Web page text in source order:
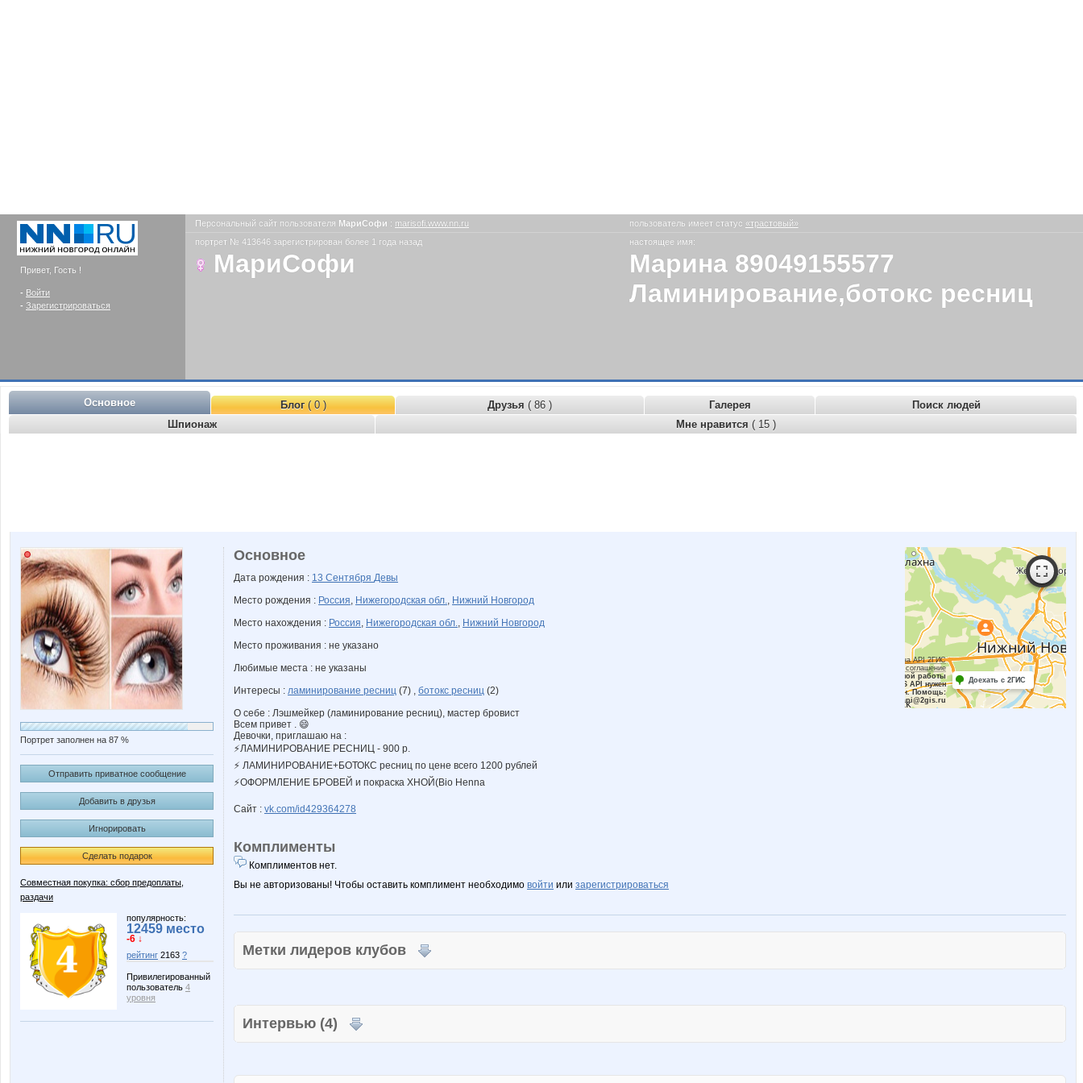
Привет, Гость !
- Войти
- Зарегистрироваться
Персональный сайт пользователя МариСофи : marisofi.www.nn.ru пользователь имеет статус «трастовый»
портрет № 413646 зарегистрирован более 1 года назад
МариСофи
настоящее имя:
Марина 89049155577
Ламинирование,ботокс ресниц
Основное Блог( 0 ) Друзья ( 86 ) Галерея
Поиск людей
Шпионаж
Мне нравится ( 15 )
Портрет заполнен на 87 %
Отправить приватное сообщение
Добавить в друзья
Игнорировать
Сделать подарок
Совместная покупка: сбор предоплаты,
раздачи
популярность:
12459 место
-6 ↓
рейтинг 2163 ?
Привилегированный
пользователь 4
уровня
Работает на API 2ГИС
Лицензионное соглашение
Для корректной работы
Raster JS API нужен
ключ. Помощь:
api@2gis.ru
Доехать с 2ГИС
Основное
Дата рождения : 13 Сентября Девы
Место рождения : Россия, Нижегородская обл., Нижний Новгород
Место нахождения : Россия, Нижегородская обл., Нижний Новгород
Место проживания : не указано
Любимые места : не указаны
Интересы : ламинирование ресниц (7) , ботокс ресниц (2)
О себе : Лэшмейкер (ламинирование ресниц), мастер бровист
Всем привет . 😄
Девочки, приглашаю на :
⚡ЛАМИНИРОВАНИЕ РЕСНИЦ - 900 р.
⚡ ЛАМИНИРОВАНИЕ+БОТОКС ресниц по цене всего 1200 рублей
⚡ОФОРМЛЕНИЕ БРОВЕЙ и покраска ХНОЙ(Bio Henna
Сайт : vk.com/id429364278
Комплименты
Комплиментов нет.
Вы не авторизованы! Чтобы оставить комплимент необходимо войти или зарегистрироваться
Метки лидеров клубов
Интервью (4)